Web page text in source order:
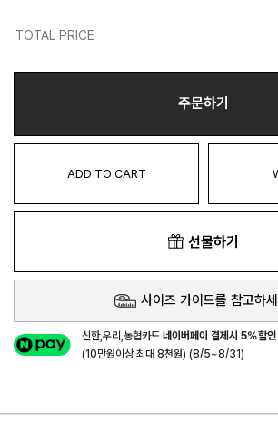
TOTAL PRICE
주문하기
ADD TO CART
선물하기
사이즈 가이드를 참고하
신한,우리,농협카드네이버페이 결제시 5%할인
(10만원이상 최대 8천원) (8/5~8/31)